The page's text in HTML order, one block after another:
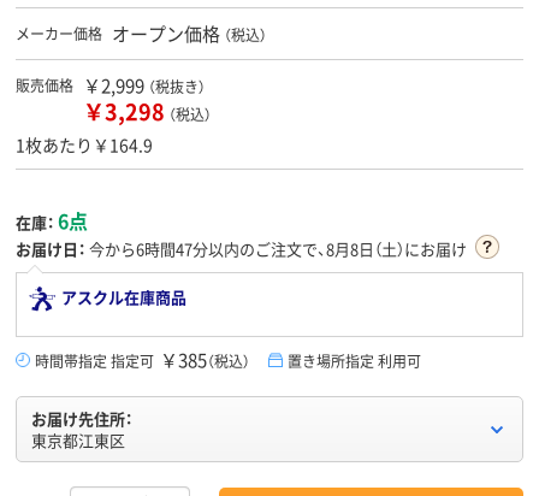
メーカー価格 オープン価格 （税込）
販売価格 ￥2,999 （税抜き）
￥3,298 （税込）
1枚あたり￥164.9
在庫： 6点
お届け日： 今から6時間47分以内のご注文で、8月8日（土）にお届け
アスクル在庫商品
時間帯指定 指定可 ￥385（税込） 置き場所指定 利用可
お届け先住所：
東京都江東区